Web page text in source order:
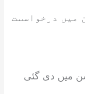
میں درخواسست
میں دی گئی